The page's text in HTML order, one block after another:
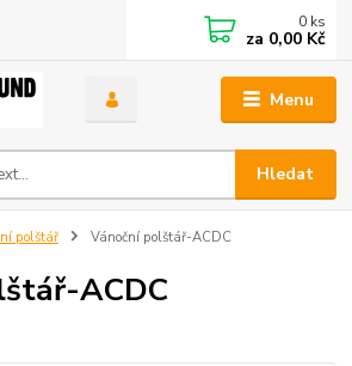
Menu
Hledat
0 ks
za 0,00 Kč
polštář Vánoční polštář-ACDC
ACDC